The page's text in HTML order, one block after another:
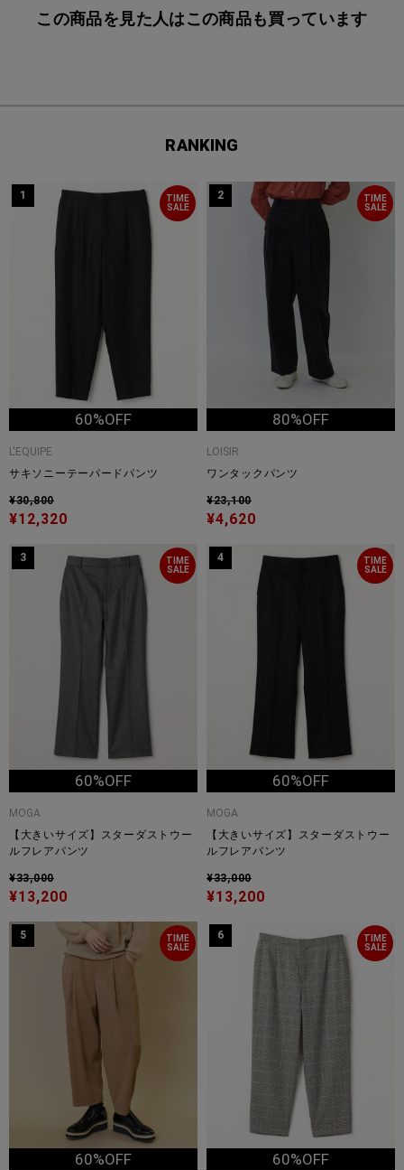
この商品を見た人はこの商品も買っています
RANKING
TIME
SALE
1
60%OFF
L'EQUIPE
サキソニーテーパードパンツ
¥30,800
¥12,320
TIME
SALE
2
80%OFF
LOISIR
ワンタックパンツ
¥23,100
¥4,620
TIME
SALE
3
60%OFF
MOGA
【大きいサイズ】スターダストウー
ルフレアパンツ
¥33,000
¥13,200
TIME
SALE
4
60%OFF
MOGA
【大きいサイズ】スターダストウー
ルフレアパンツ
¥33,000
¥13,200
TIME
SALE
5
60%OFF
TIME
SALE
6
60%OFF